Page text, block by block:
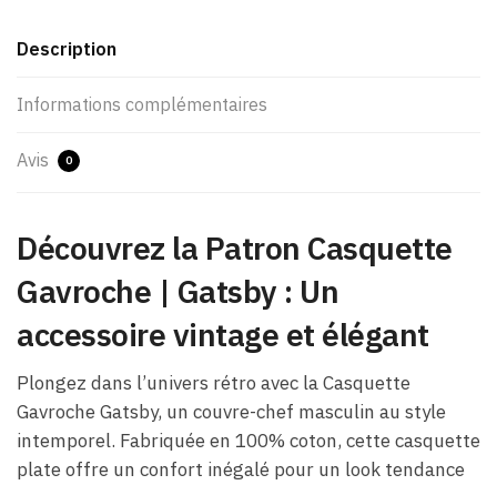
Description
Informations complémentaires
Avis 0
Découvrez la Patron Casquette
Gavroche | Gatsby : Un
accessoire vintage et élégant
Plongez dans l’univers rétro avec la Casquette
Gavroche Gatsby, un couvre-chef masculin au style
intemporel. Fabriquée en 100% coton, cette casquette
plate offre un confort inégalé pour un look tendance